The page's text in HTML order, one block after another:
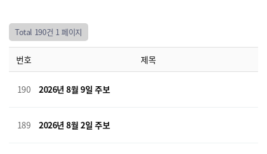
미디어
공지게시판
Total 190건 1 페이지
번호 제목
190 2026년 8월 9일 주보
189 2026년 8월 2일 주보